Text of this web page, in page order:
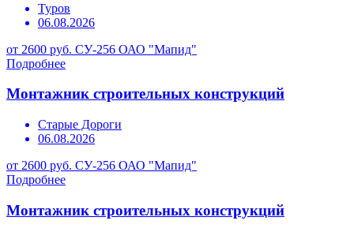
Туров
06.08.2026
от 2600 руб. СУ-256 ОАО "Мапид"
Подробнее
Монтажник строительных конструкций
Старые Дороги
06.08.2026
от 2600 руб. СУ-256 ОАО "Мапид"
Подробнее
Монтажник строительных конструкций